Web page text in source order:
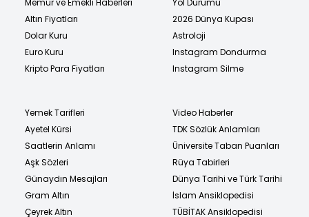
Memur ve Emekli Haberleri
Altın Fiyatları
Dolar Kuru
Euro Kuru
Kripto Para Fiyatları
Yol Durumu
2026 Dünya Kupası
Astroloji
Instagram Dondurma
Instagram Silme
Yemek Tarifleri
Ayetel Kürsi
Saatlerin Anlamı
Aşk Sözleri
Günaydın Mesajları
Gram Altın
Çeyrek Altın
Video Haberler
TDK Sözlük Anlamları
Üniversite Taban Puanları
Rüya Tabirleri
Dünya Tarihi ve Türk Tarihi
İslam Ansiklopedisi
TÜBİTAK Ansiklopedisi